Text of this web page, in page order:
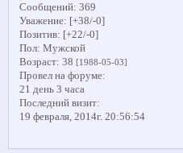
Сообщений: 369
Уважение: [+38/-0]
Позитив: [+22/-0]
Пол: Мужской
Возраст: 38 [1988-05-03]
Провел на форуме:
21 день 3 часа
Последний визит:
19 февраля, 2014г. 20:56:54